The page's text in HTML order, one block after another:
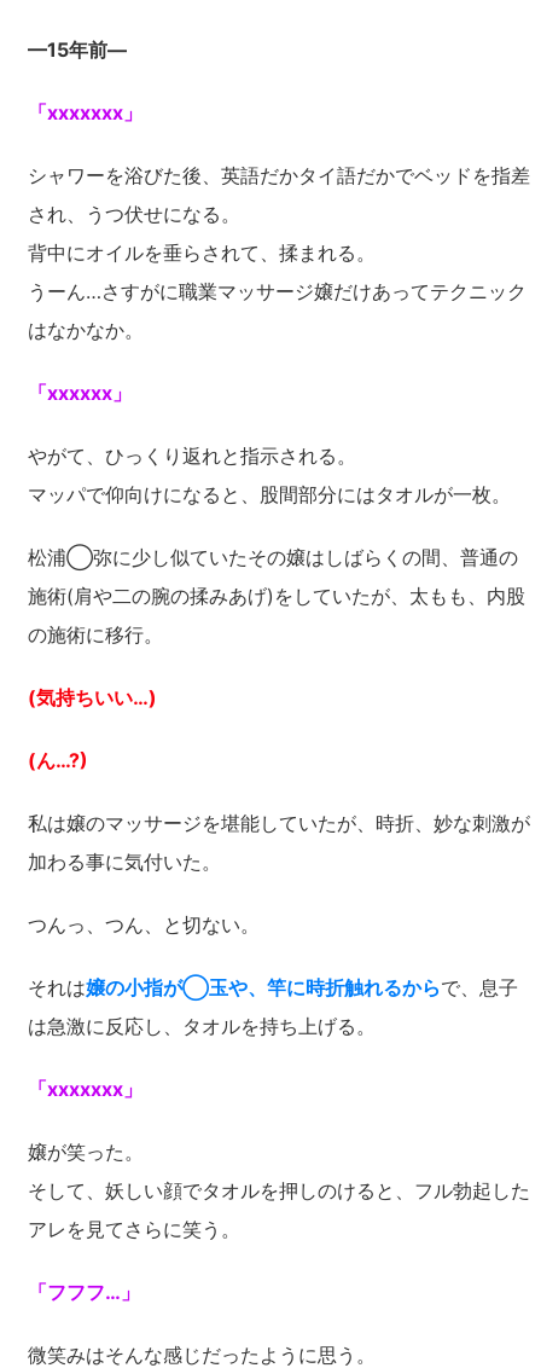
—15年前—
「xxxxxxx」
シャワーを浴びた後、英語だかタイ語だかでベッドを指差
され、うつ伏せになる。
背中にオイルを垂らされて、揉まれる。
うーん…さすがに職業マッサージ嬢だけあってテクニック
はなかなか。
「xxxxxx」
やがて、ひっくり返れと指示される。
マッパで仰向けになると、股間部分にはタオルが一枚。
松浦◯弥に少し似ていたその嬢はしばらくの間、普通の
施術(肩や二の腕の揉みあげ)をしていたが、太もも、内股
の施術に移行。
(気持ちいい…)
(ん…?)
私は嬢のマッサージを堪能していたが、時折、妙な刺激が
加わる事に気付いた。
つんっ、つん、と切ない。
それは嬢の小指が◯玉や、竿に時折触れるからで、息子
は急激に反応し、タオルを持ち上げる。
「xxxxxxx」
嬢が笑った。
そして、妖しい顔でタオルを押しのけると、フル勃起した
アレを見てさらに笑う。
「フフフ…」
微笑みはそんな感じだったように思う。